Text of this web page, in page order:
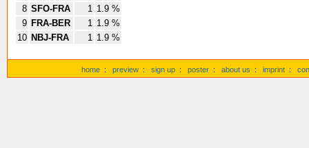
8 SFO-FRA 1 1.9 %
9 FRA-BER 1 1.9 %
10 NBJ-FRA 1 1.9 %
home : preview : sign up : poster : about us : imprint :